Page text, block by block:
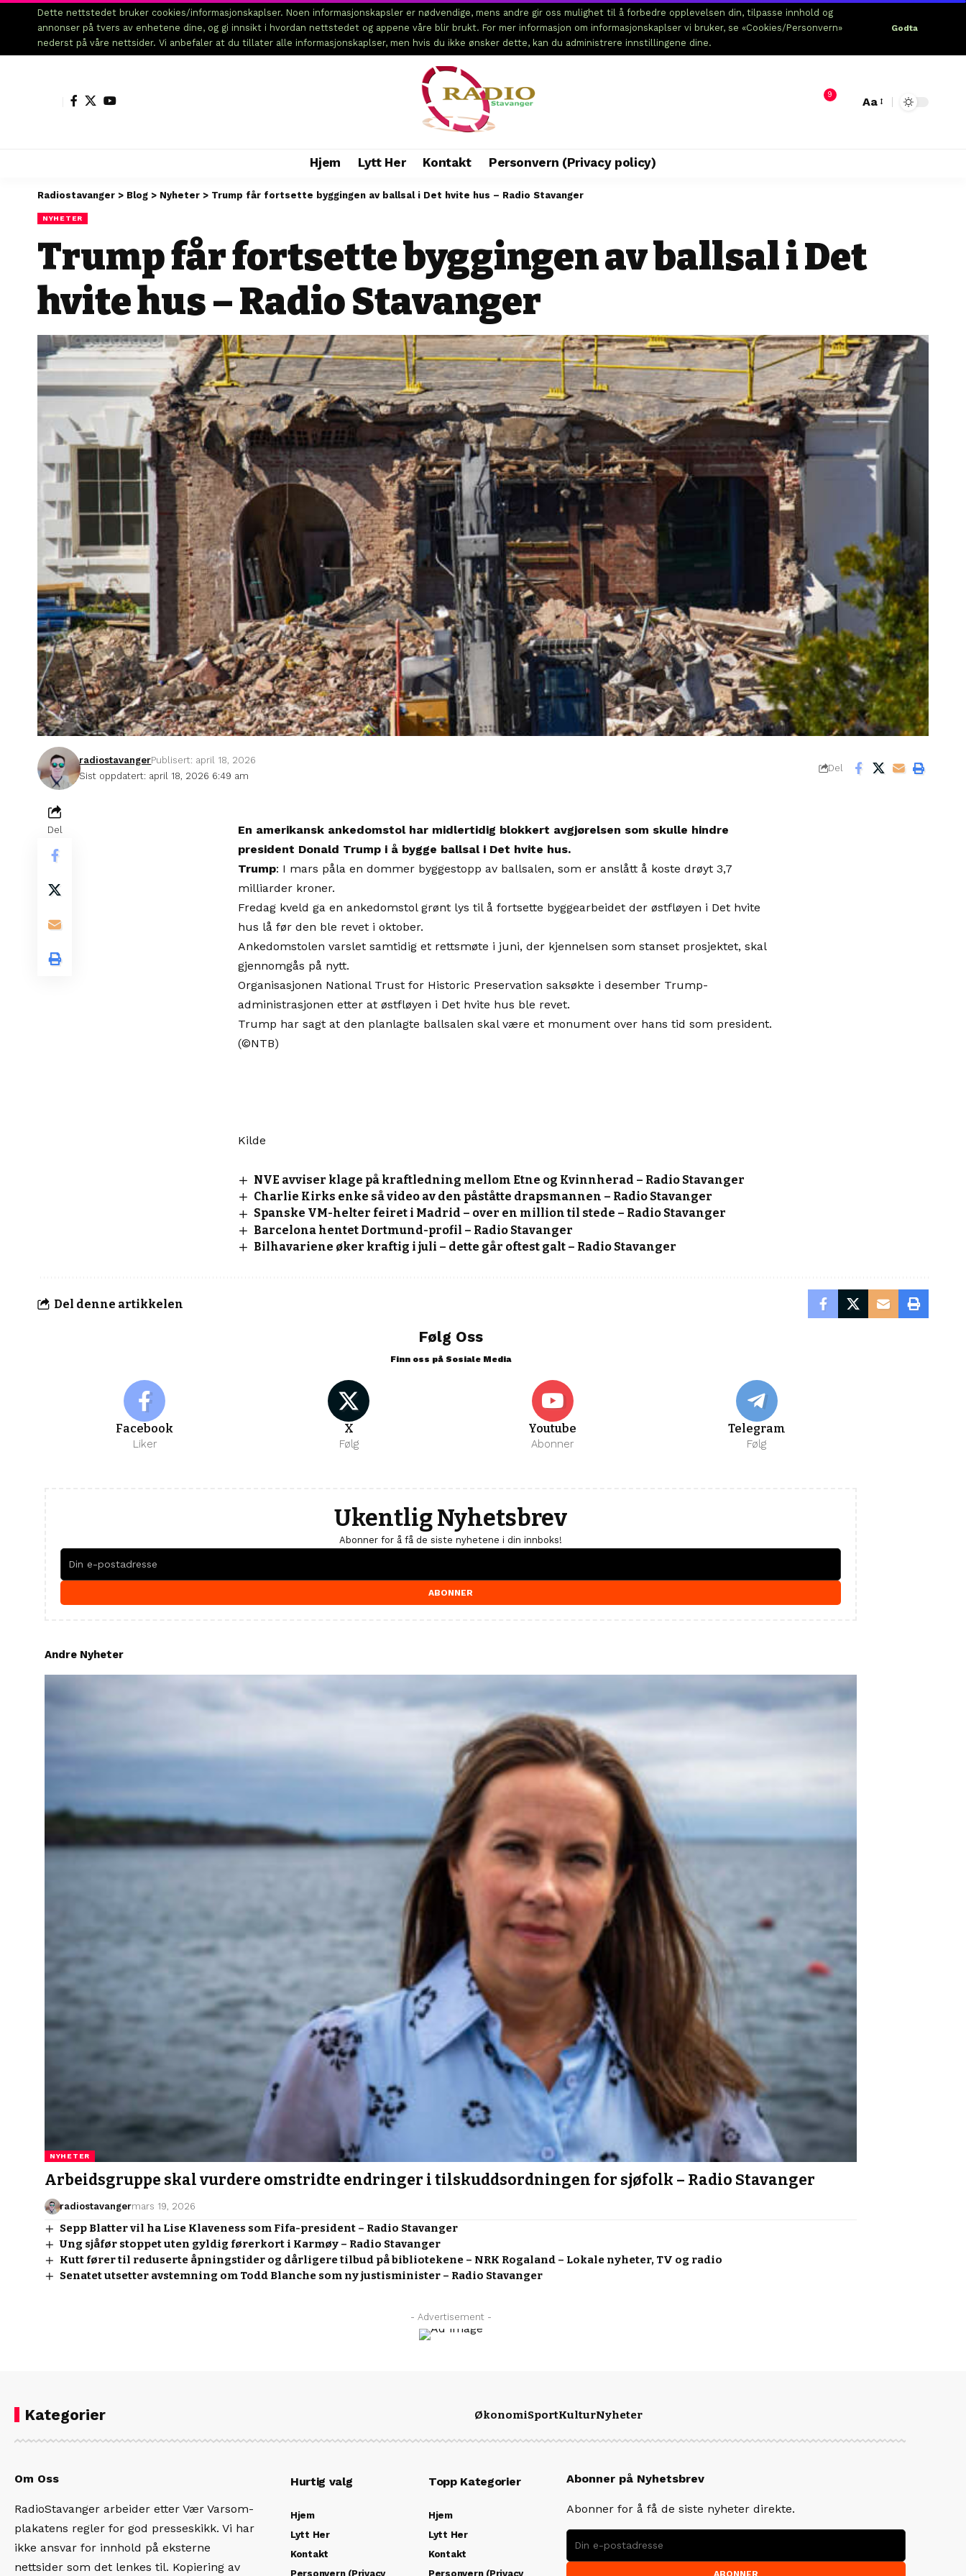
Dette nettstedet bruker cookies/informasjonskaplser. Noen informasjonskapsler er nødvendige, mens andre gir oss mulighet til å forbedre opplevelsen din, tilpasse innhold og
annonser på tvers av enhetene dine, og gi innsikt i hvordan nettstedet og appene våre blir brukt. For mer informasjon om informasjonskaplser vi bruker, se «Cookies/Personvern»
nederst på våre nettsider. Vi anbefaler at du tillater alle informasjonskaplser, men hvis du ikke ønsker dette, kan du administrere innstillingene dine.
Godta
9
Aa
Hjem Lytt Her Kontakt Personvern (Privacy policy)
Radiostavanger > Blog > Nyheter > Trump får fortsette byggingen av ballsal i Det hvite hus – Radio Stavanger
NYHETER
Trump får fortsette byggingen av ballsal i Det
hvite hus – Radio Stavanger
Sist oppdatert: april 18, 2026 6:49 am
radiostavangerPublisert: april 18, 2026
Del
Del
En amerikansk ankedomstol har midlertidig blokkert avgjørelsen som skulle hindre
president Donald Trump i å bygge ballsal i Det hvite hus.
Trump: I mars påla en dommer byggestopp av ballsalen, som er anslått å koste drøyt 3,7
milliarder kroner.
Fredag kveld ga en ankedomstol grønt lys til å fortsette byggearbeidet der østfløyen i Det hvite
hus lå før den ble revet i oktober.
Ankedomstolen varslet samtidig et rettsmøte i juni, der kjennelsen som stanset prosjektet, skal
gjennomgås på nytt.
Organisasjonen National Trust for Historic Preservation saksøkte i desember Trump-
administrasjonen etter at østfløyen i Det hvite hus ble revet.
Trump har sagt at den planlagte ballsalen skal være et monument over hans tid som president.
(©NTB)
Kilde
NVE avviser klage på kraftledning mellom Etne og Kvinnherad – Radio Stavanger
Charlie Kirks enke så video av den påståtte drapsmannen – Radio Stavanger
Spanske VM-helter feiret i Madrid – over en million til stede – Radio Stavanger
Barcelona hentet Dortmund-profil – Radio Stavanger
Bilhavariene øker kraftig i juli – dette går oftest galt – Radio Stavanger
Del denne artikkelen
Følg Oss
Finn oss på Sosiale Media
Facebook
Liker
X
Følg
Youtube
Abonner
Telegram
Følg
Ukentlig Nyhetsbrev
Abonner for å få de siste nyhetene i din innboks!
ABONNER
Andre Nyheter
NYHETER
Arbeidsgruppe skal vurdere omstridte endringer i tilskuddsordningen for sjøfolk – Radio Stavanger
radiostavangermars 19, 2026
Sepp Blatter vil ha Lise Klaveness som Fifa-president – Radio Stavanger
Ung sjåfør stoppet uten gyldig førerkort i Karmøy – Radio Stavanger
Kutt fører til reduserte åpningstider og dårligere tilbud på bibliotekene – NRK Rogaland – Lokale nyheter, TV og radio
Senatet utsetter avstemning om Todd Blanche som ny justisminister – Radio Stavanger
- Advertisement -
Kategorier ØkonomiSportKulturNyheter
Om Oss
RadioStavanger arbeider etter Vær Varsom-
plakatens regler for god presseskikk. Vi har
ikke ansvar for innhold på eksterne
nettsider som det lenkes til. Kopiering av
Hurtig valg
Hjem
Lytt Her
Kontakt
Personvern (Privacy
Topp Kategorier
Hjem
Lytt Her
Kontakt
Personvern (Privacy
Abonner på Nyhetsbrev
Abonner for å få de siste nyheter direkte.
ABONNER